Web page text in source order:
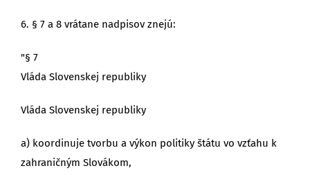
6. § 7 a 8 vrátane nadpisov znejú:
"§ 7
Vláda Slovenskej republiky
Vláda Slovenskej republiky
a) koordinuje tvorbu a výkon politiky štátu vo vzťahu k
zahraničným Slovákom,